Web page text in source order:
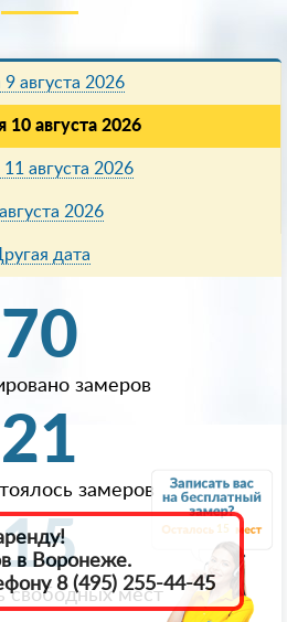
15
9 августа 2026
10 августа 2026
11 августа 2026
2026
дата
70
замеров
21
замеров
15
свободных мест
в Воронеже.
8 (495) 255-44-45